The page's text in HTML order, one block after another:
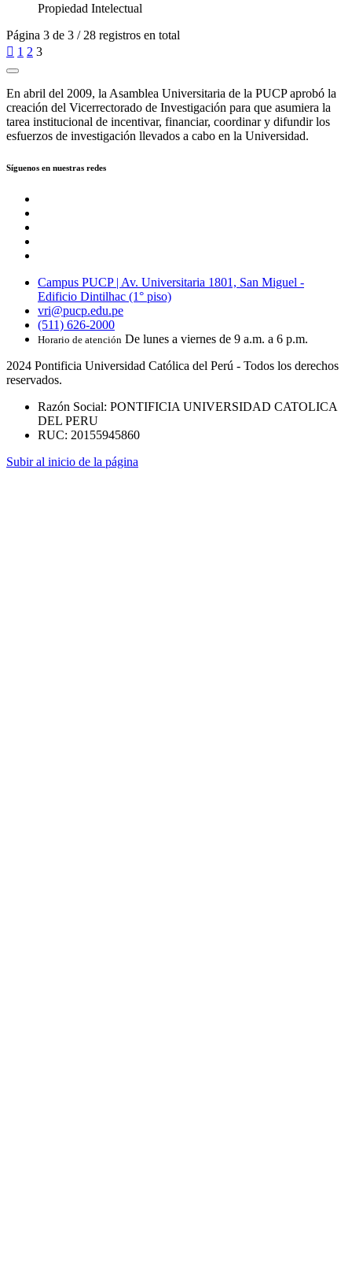
Propiedad Intelectual
Página 3 de 3 / 28 registros en total
 1 2 3
En abril del 2009, la Asamblea Universitaria de la PUCP aprobó la
creación del Vicerrectorado de Investigación para que asumiera la
tarea institucional de incentivar, financiar, coordinar y difundir los
esfuerzos de investigación llevados a cabo en la Universidad.
Síguenos en nuestras redes
Campus PUCP | Av. Universitaria 1801, San Miguel -
Edificio Dintilhac (1° piso)
vri@pucp.edu.pe
(511) 626-2000
Horario de atención De lunes a viernes de 9 a.m. a 6 p.m.
2024 Pontificia Universidad Católica del Perú - Todos los derechos
reservados.
Razón Social: PONTIFICIA UNIVERSIDAD CATOLICA
DEL PERU
RUC: 20155945860
Subir al inicio de la página